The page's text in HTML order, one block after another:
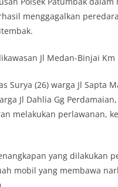
menggagalkan
Jl Medan-Binjai
Surya (26) warga Jl Sapta
Jl Dahlia Gg
melakukan perlawanan,
yang dilakukan
mobil yang membawa